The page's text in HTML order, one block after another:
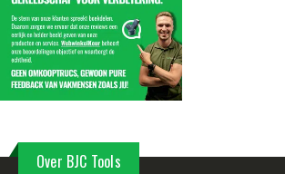
Over BJC Tools